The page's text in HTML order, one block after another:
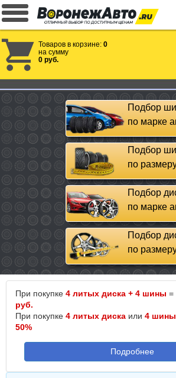
Товаров в корзине: 0
на сумму
0 руб.
Подбор
по марке
Подбор
по
Подбор
по марке
Подбор
по
При покупке 4 литых диска + 4 шины =
руб.
При покупке 4 литых диска или 4 шины
50%
Подробнее